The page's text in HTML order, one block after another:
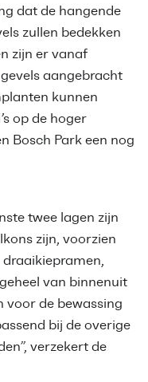
dat de hangende
zullen bedekken
zijn er vanaf
aangebracht
kunnen
op de hoger
Bosch Park een nog
twee lagen zijn
zijn, voorzien
van binnenuit
voor de bewassing
bij de overige
verzekert de